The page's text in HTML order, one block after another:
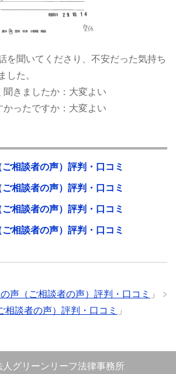
を聞いてくださり、不安だった気持ち
した。
きましたか：大変よい
ったですか：大変よい
相談者の声）評判・口コミ
相談者の声）評判・口コミ
相談者の声）評判・口コミ
相談者の声）評判・口コミ
声（ご相談者の声）評判・口コミ
」
相談者の声）評判・口コミ 」
人グリーンリーフ法律事務所